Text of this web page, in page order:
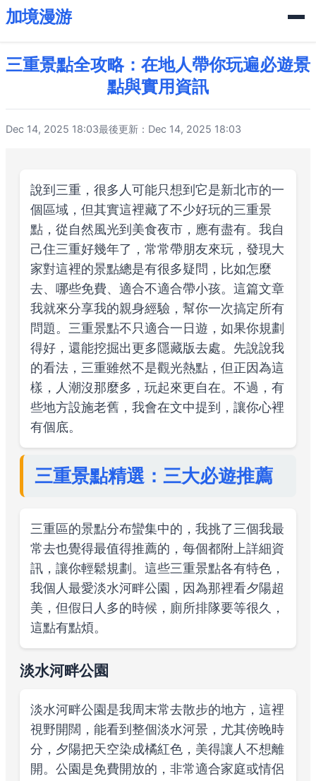
加境漫游
三重景點全攻略：在地人帶你玩遍必遊景
點與實用資訊
Dec 14, 2025 18:03最後更新：Dec 14, 2025 18:03
說到三重，很多人可能只想到它是新北市的一
個區域，但其實這裡藏了不少好玩的三重景
點，從自然風光到美食夜市，應有盡有。我自
己住三重好幾年了，常常帶朋友來玩，發現大
家對這裡的景點總是有很多疑問，比如怎麼
去、哪些免費、適合不適合帶小孩。這篇文章
我就來分享我的親身經驗，幫你一次搞定所有
問題。三重景點不只適合一日遊，如果你規劃
得好，還能挖掘出更多隱藏版去處。先說說我
的看法，三重雖然不是觀光熱點，但正因為這
樣，人潮沒那麼多，玩起來更自在。不過，有
些地方設施老舊，我會在文中提到，讓你心裡
有個底。
三重景點精選：三大必遊推薦
三重區的景點分布蠻集中的，我挑了三個我最
常去也覺得最值得推薦的，每個都附上詳細資
訊，讓你輕鬆規劃。這些三重景點各有特色，
我個人最愛淡水河畔公園，因為那裡看夕陽超
美，但假日人多的時候，廁所排隊要等很久，
這點有點煩。
淡水河畔公園
淡水河畔公園是我周末常去散步的地方，這裡
視野開闊，能看到整個淡水河景，尤其傍晚時
分，夕陽把天空染成橘紅色，美得讓人不想離
開。公園是免費開放的，非常適合家庭或情侶